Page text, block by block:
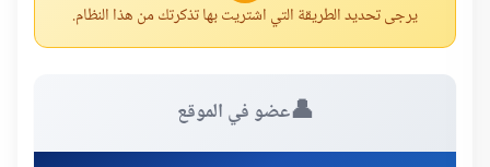
يرجى تحديد الطريقة التي اشتريت بها تذكرتك من هذا النظام.
👤عضو في الموقع